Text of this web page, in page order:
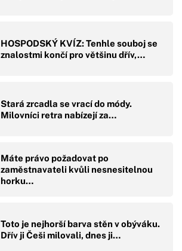
HOSPODSKÝ KVÍZ: Tenhle souboj se
znalostmi končí pro většinu dřív,…
Stará zrcadla se vrací do módy.
Milovníci retra nabízejí za…
Máte právo požadovat po
zaměstnavateli kvůli nesnesitelnou
horku…
Toto je nejhorší barva stěn v obýváku.
Dřív ji Češi milovali, dnes ji…